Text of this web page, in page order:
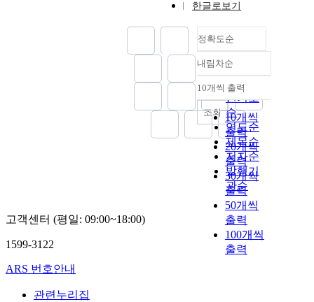
한글로보기
정확도순
정확도
순
인기도
순
연도순
제목순
저자순
발행기
관순
내림차순
내림차순
10개씩 출력
10개씩
출력
20개씩
출력
30개씩
출력
50개씩
출력
100개씩
출력
조회
고객센터 (평일: 09:00~18:00)
1599-3122
ARS 번호안내
관련누리집